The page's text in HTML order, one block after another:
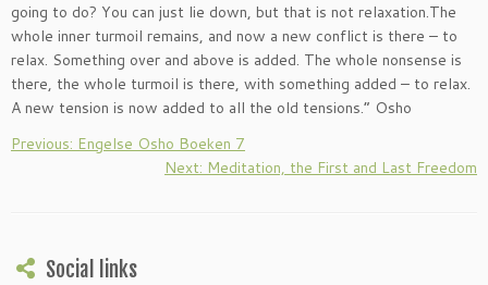
going to do? You can just lie down, but that is not relaxation.The
whole inner turmoil remains, and now a new conflict is there – to
relax. Something over and above is added. The whole nonsense is
there, the whole turmoil is there, with something added – to relax.
A new tension is now added to all the old tensions.” Osho
Previous: Engelse Osho Boeken 7
Next: Meditation, the First and Last Freedom
Social links